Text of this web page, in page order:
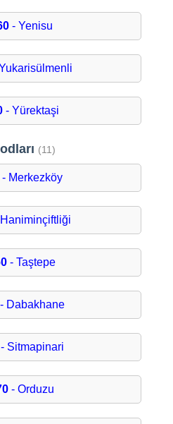
- Yenisu
- Yürektaşi
(11)
- Merkezköy
- Taştepe
- Dabakhane
- Sitmapinari
- Orduzu